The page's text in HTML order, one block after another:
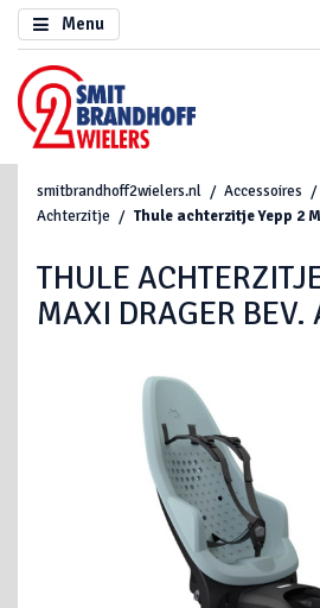
Menu
smitbrandhoff2wielers.nl Accessoires
Achterzitje
Thule achterzitje Yepp 2
THULE
MAXI DRAGER BEV.